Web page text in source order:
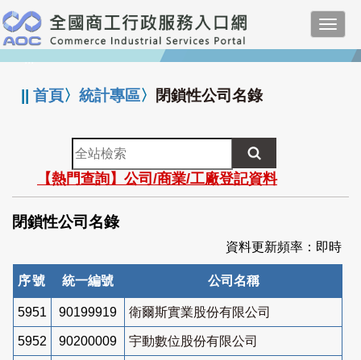
跳
到
主
要
:::
||首頁〉統計專區〉 閉鎖性公司名錄
全
站
檢
索
【熱門查詢】公司/商業/工廠登記資料
閉鎖性公司名錄
資料更新頻率：即時
序號 統一編號 公司名稱
5951 90199919 衛爾斯實業股份有限公司
5952 90200009 宇動數位股份有限公司